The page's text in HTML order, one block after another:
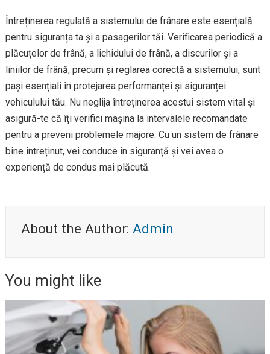
Întreținerea regulată a sistemului de frânare este esențială
pentru siguranța ta și a pasagerilor tăi. Verificarea periodică a
plăcuțelor de frână, a lichidului de frână, a discurilor și a
liniilor de frână, precum și reglarea corectă a sistemului, sunt
pași esențiali în protejarea performanței și siguranței
vehiculului tău. Nu neglija întreținerea acestui sistem vital și
asigură-te că îți verifici mașina la intervalele recomandate
pentru a preveni problemele majore. Cu un sistem de frânare
bine întreținut, vei conduce în siguranță și vei avea o
experiență de condus mai plăcută.
About the Author: Admin
You might like